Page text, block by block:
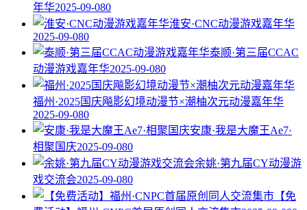
年华2025-09-080
淮安·CNC动漫游戏嘉年华
2025-09-080
泰顺·第三届CCAC
动漫游戏嘉年华2025-09-080
福州·2025国庆飚影幻境动漫节×潮柚次元动漫嘉年华
2025-09-080
安康·我是大魔王Ae7·
相聚国庆2025-09-080
余姚·第九届CY动漫游
戏交流会2025-09-080
【免